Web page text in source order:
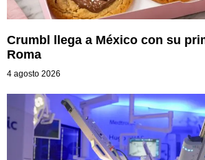
Crumbl llega a México con su
Roma
4 agosto 2026